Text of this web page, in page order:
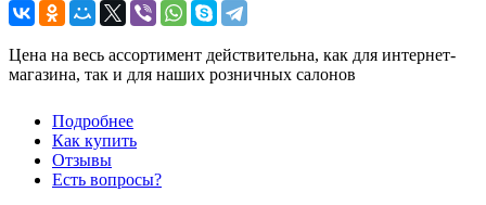
Цена на весь ассортимент действительна, как для интернет-
магазина, так и для наших розничных салонов
Подробнее
Как купить
Отзывы
Есть вопросы?